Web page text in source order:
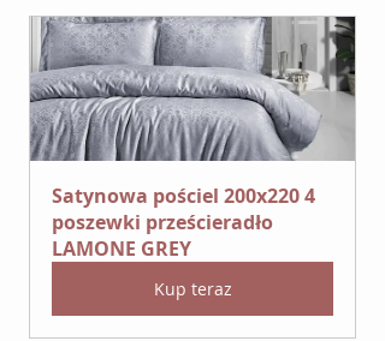
Satynowa pościel 200x220 4
poszewki prześcieradło
LAMONE GREY
Kup teraz